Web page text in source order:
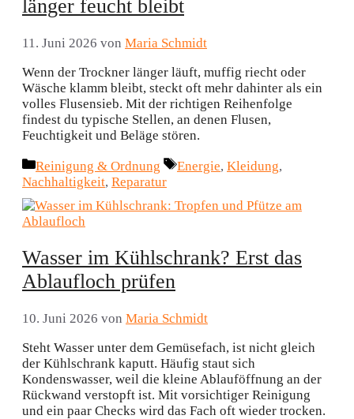
länger feucht bleibt
11. Juni 2026 von Maria Schmidt
Wenn der Trockner länger läuft, muffig riecht oder
Wäsche klamm bleibt, steckt oft mehr dahinter als ein
volles Flusensieb. Mit der richtigen Reihenfolge
findest du typische Stellen, an denen Flusen,
Feuchtigkeit und Beläge stören.
Kategorien
Reinigung & Ordnung Schlagwörter
Energie, Kleidung,
Nachhaltigkeit, Reparatur
Wasser im Kühlschrank? Erst das
Ablaufloch prüfen
10. Juni 2026 von Maria Schmidt
Steht Wasser unter dem Gemüsefach, ist nicht gleich
der Kühlschrank kaputt. Häufig staut sich
Kondenswasser, weil die kleine Ablauföffnung an der
Rückwand verstopft ist. Mit vorsichtiger Reinigung
und ein paar Checks wird das Fach oft wieder trocken.